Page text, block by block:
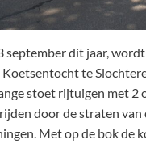
september dit jaar,
Koetsentocht te
stoet rijtuigen met 2
door de straten van
Met op de bok de